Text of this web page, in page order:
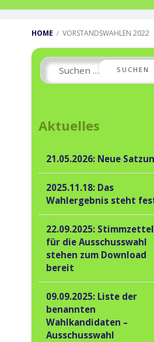
Breadcrumbs
HOME VORSTANDSWAHLEN 2022
Primary
Sidebar
Suchen
nach:
Aktuelles
21.05.2026: Neue
2025.11.18: Das
Wahlergebnis steht
22.09.2025: Stimmzettel
für die Ausschusswahl
stehen zum Download
bereit
09.09.2025: Liste der
benannten
Wahlkandidaten –
Ausschusswahl